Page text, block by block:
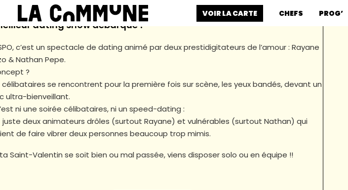
VOIR LA CARTE CHEFS PROG’
dating show débarque !
c’est un spectacle de dating animé par deux prestidigitateurs de l’amour : Rayane
& Nathan Pepe.
?
célibataires se rencontrent pour la première fois sur scène, les yeux bandés, devant un
ultra-bienveillant.
ni une soirée célibataires, ni un speed-dating :
juste deux animateurs drôles (surtout Rayane) et vulnérables (surtout Nathan) qui
de faire vibrer deux personnes beaucoup trop mimis.
Saint-Valentin se soit bien ou mal passée, viens disposer solo ou en équipe !!